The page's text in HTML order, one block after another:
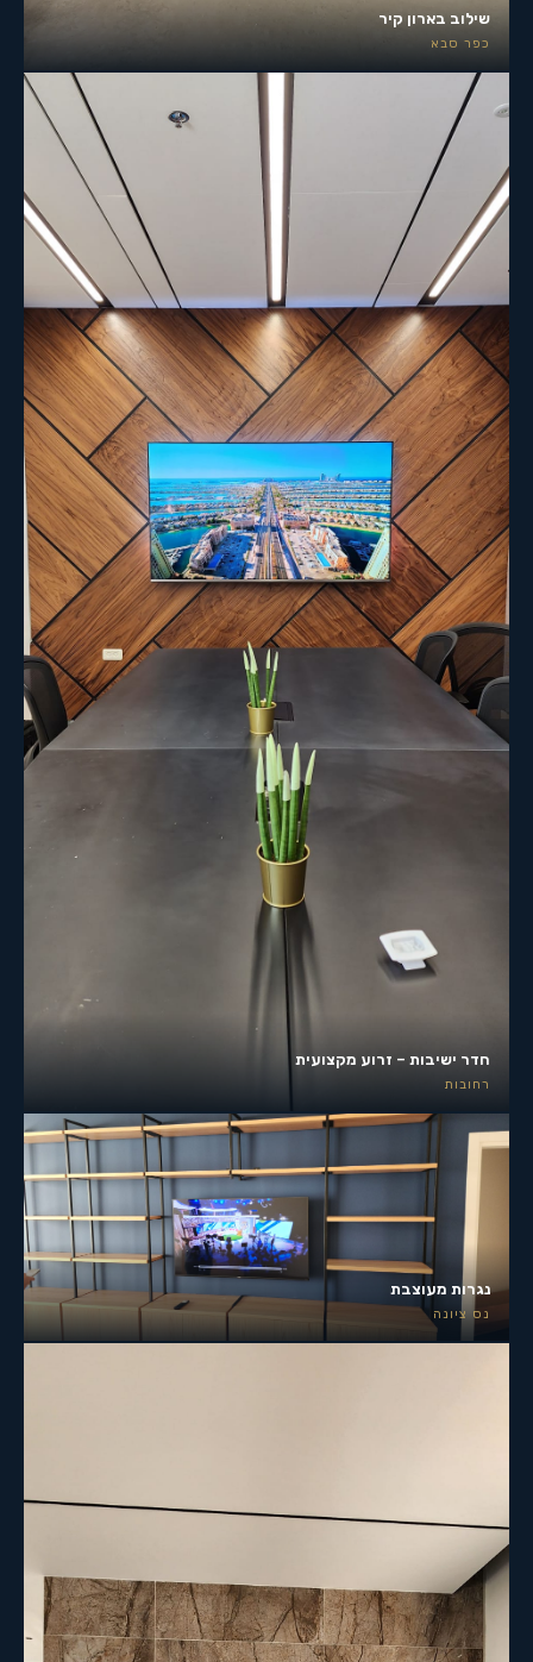
שילוב בארון קיר
כפר סבא
חדר ישיבות – זרוע מקצועית
רחובות
נגרות מעוצבת
נס ציונה